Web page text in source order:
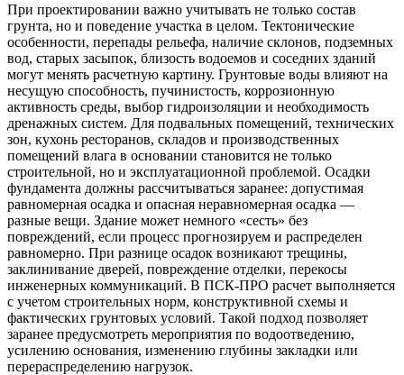
При проектировании важно учитывать не только состав
грунта, но и поведение участка в целом. Тектонические
особенности, перепады рельефа, наличие склонов, подземных
вод, старых засыпок, близость водоемов и соседних зданий
могут менять расчетную картину. Грунтовые воды влияют на
несущую способность, пучинистость, коррозионную
активность среды, выбор гидроизоляции и необходимость
дренажных систем. Для подвальных помещений, технических
зон, кухонь ресторанов, складов и производственных
помещений влага в основании становится не только
строительной, но и эксплуатационной проблемой. Осадки
фундамента должны рассчитываться заранее: допустимая
равномерная осадка и опасная неравномерная осадка —
разные вещи. Здание может немного «сесть» без
повреждений, если процесс прогнозируем и распределен
равномерно. При разнице осадок возникают трещины,
заклинивание дверей, повреждение отделки, перекосы
инженерных коммуникаций. В ПСК-ПРО расчет выполняется
с учетом строительных норм, конструктивной схемы и
фактических грунтовых условий. Такой подход позволяет
заранее предусмотреть мероприятия по водоотведению,
усилению основания, изменению глубины закладки или
перераспределению нагрузок.